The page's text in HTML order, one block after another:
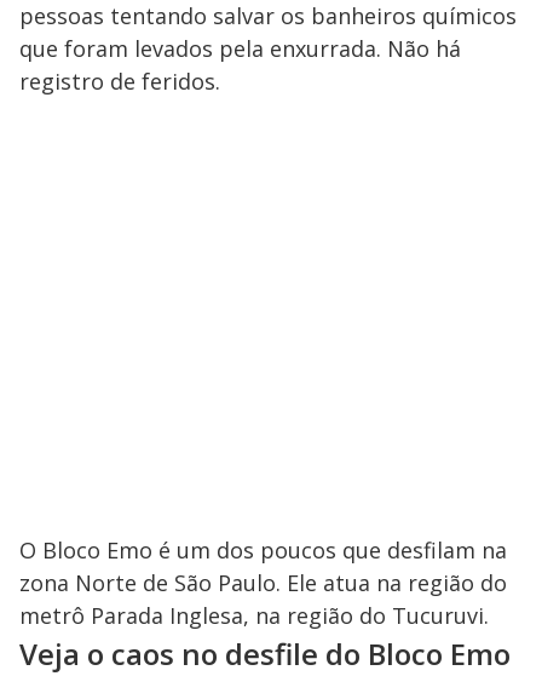
pessoas tentando salvar os banheiros químicos
que foram levados pela enxurrada. Não há
registro de feridos.
O Bloco Emo é um dos poucos que desfilam na
zona Norte de São Paulo. Ele atua na região do
metrô Parada Inglesa, na região do Tucuruvi.
Veja o caos no desfile do Bloco Emo